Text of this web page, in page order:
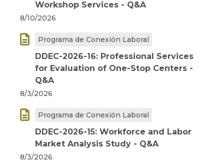
Workshop Services - Q&A
8/10/2026
 Programa de Conexión Laboral
DDEC-2026-16: Professional Services
for Evaluation of One-Stop Centers -
Q&A
8/3/2026
 Programa de Conexión Laboral
DDEC-2026-15: Workforce and Labor
Market Analysis Study - Q&A
8/3/2026